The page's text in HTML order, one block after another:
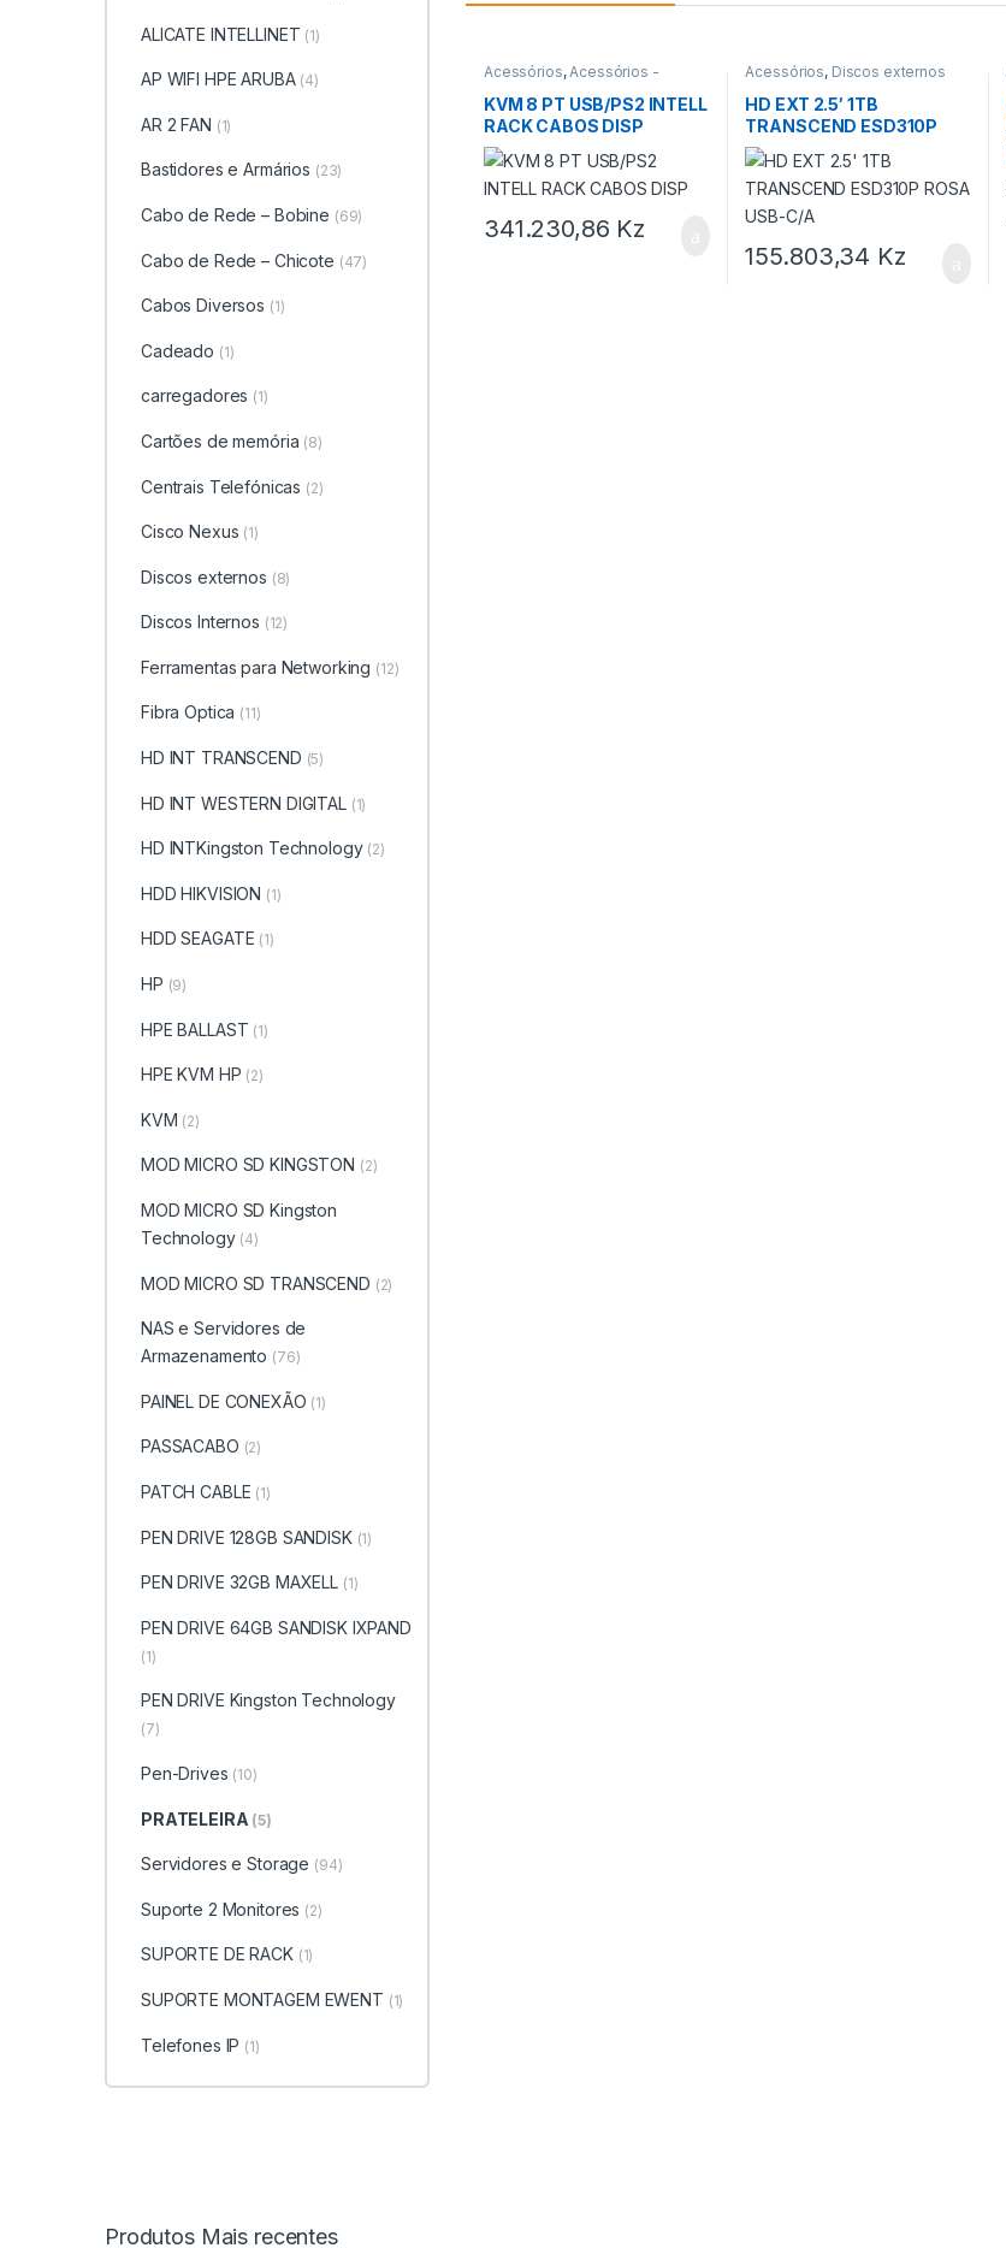
Acessórios, Acessórios -
,
KVM 8 PT USB/PS2 INTELL
RACK CABOS DISP
341.230,86 Kz
Acessórios, Discos externos
HD EXT 2.5′ 1TB
TRANSCEND ESD310P
ROSA USB-C/A
155.803,34 Kz
ALICATE INTELLINET (1)
AP WIFI HPE ARUBA (4)
AR 2 FAN (1)
Bastidores e Armários (23)
Cabo de Rede – Bobine (69)
Cabo de Rede – Chicote (47)
Cabos Diversos (1)
Cadeado (1)
carregadores (1)
Cartões de memória (8)
Centrais Telefónicas (2)
Cisco Nexus (1)
Discos externos (8)
Discos Internos (12)
Ferramentas para Networking (12)
Fibra Optica (11)
HD INT TRANSCEND (5)
HD INT WESTERN DIGITAL (1)
HD INTKingston Technology (2)
HDD HIKVISION (1)
HDD SEAGATE (1)
HP (9)
HPE BALLAST (1)
HPE KVM HP (2)
KVM (2)
MOD MICRO SD KINGSTON (2)
MOD MICRO SD Kingston
Technology (4)
MOD MICRO SD TRANSCEND (2)
NAS e Servidores de
Armazenamento (76)
PAINEL DE CONEXÃO (1)
PASSACABO (2)
PATCH CABLE (1)
PEN DRIVE 128GB SANDISK (1)
PEN DRIVE 32GB MAXELL (1)
PEN DRIVE 64GB SANDISK IXPAND
(1)
PEN DRIVE Kingston Technology
(7)
Pen-Drives (10)
PRATELEIRA (5)
Servidores e Storage (94)
Suporte 2 Monitores (2)
SUPORTE DE RACK (1)
SUPORTE MONTAGEM EWENT (1)
Telefones IP (1)
Produtos Mais recentes